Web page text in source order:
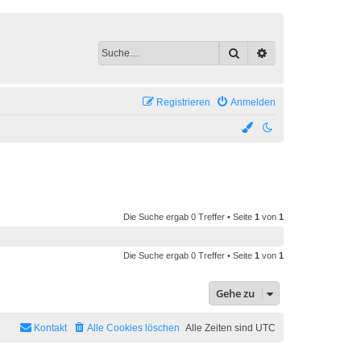
Suche
Anmelden
Registrieren
Die Suche ergab 0 Treffer • Seite 1 von 1
Die Suche ergab 0 Treffer • Seite 1 von 1
Gehe zu
Alle Zeiten sind UTC
Alle Cookies löschen
Kontakt